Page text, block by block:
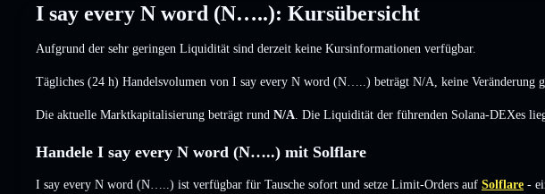
I say every N word (N…..): Kursübersicht
Aufgrund der sehr geringen Liquidität sind derzeit keine Kursinformationen verfügbar.
Tägliches (24 h) Handelsvolumen von I say every N word (N…..) beträgt N/A keine Veränderung
Die aktuelle Marktkapitalisierung beträgt rund N/A . Die Liquidität der führenden Solana-DEXes
Handele I say every N word (N…..) mit Solflare
I say every N word (N…..) ist verfügbar für Tausche sofort und setze Limit-Orders auf Solflare -